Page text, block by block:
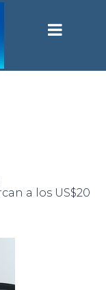
a los US$20